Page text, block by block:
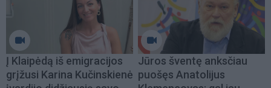
Į Klaipėdą iš emigracijos
grįžusi Karina Kučinskienė
Jūros šventę anksčiau
puošęs Anatolijus